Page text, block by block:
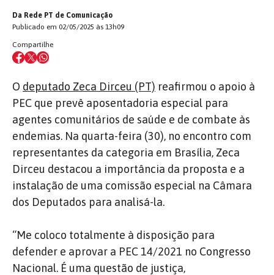
Da Rede PT de Comunicação
Publicado em 02/05/2025 às 13h09
Compartilhe
O deputado Zeca Dirceu (PT) reafirmou o apoio à
PEC que prevê aposentadoria especial para
agentes comunitários de saúde e de combate às
endemias. Na quarta-feira (30), no encontro com
representantes da categoria em Brasília, Zeca
Dirceu destacou a importância da proposta e a
instalação de uma comissão especial na Câmara
dos Deputados para analisá-la.
“Me coloco totalmente à disposição para
defender e aprovar a PEC 14/2021 no Congresso
Nacional. É uma questão de justiça,